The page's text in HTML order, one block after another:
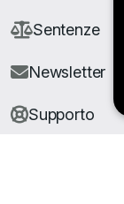
Sentenze
Newsletter
Supporto